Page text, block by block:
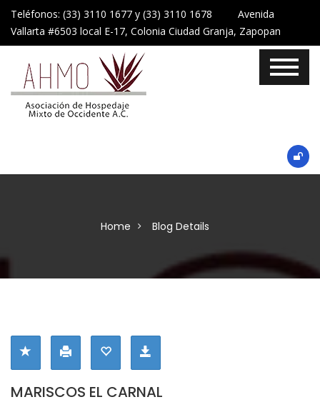
Teléfonos: (33) 3110 1677 y (33) 3110 1678 Avenida
Vallarta #6503 local E-17, Colonia Ciudad Granja, Zapopan
Home Blog Details
MARISCOS EL CARNAL